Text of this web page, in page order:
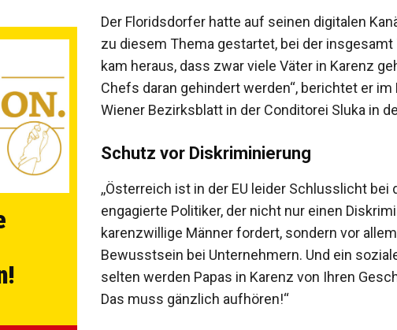
Der Floridsdorfer hatte auf seinen digitalen
zu diesem Thema gestartet, bei der insgesamt
kam heraus, dass zwar viele Väter in Karenz
Chefs daran gehindert werden‘‘, berichtet er
Wiener Bezirksblatt in der Conditorei Sluka in
Schutz vor Diskriminierung
,,Österreich ist in der EU leider Schlusslicht bei
engagierte Politiker, der nicht nur einen
karenzwillige Männer fordert, sondern vor
Bewusstsein bei Unternehmern. Und ein
selten werden Papas in Karenz von Ihren
Das muss gänzlich aufhören!‘‘